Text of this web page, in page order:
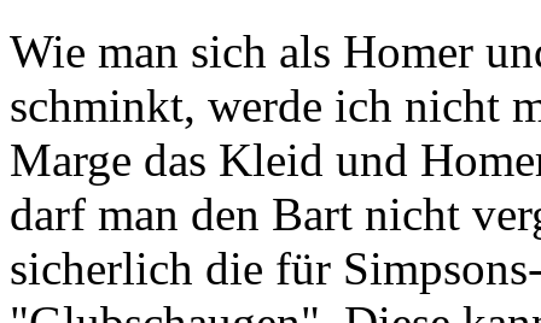
Wie man sich als Homer
schminkt, werde ich nicht
Marge das Kleid und
darf man den Bart nicht
sicherlich die für